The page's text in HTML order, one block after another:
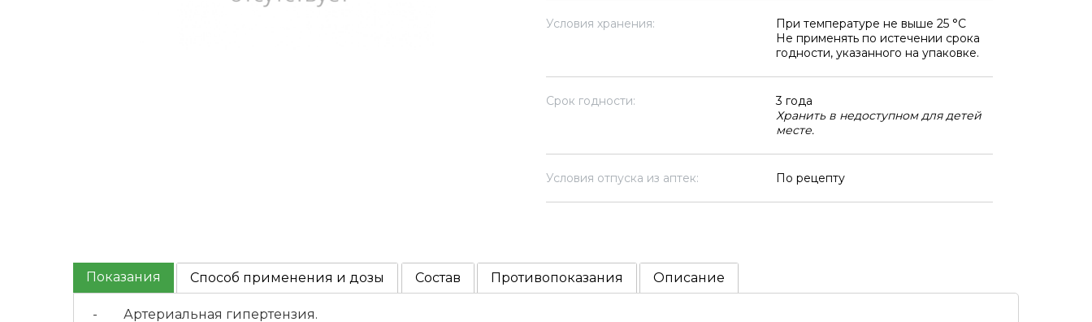
Условия хранения:
При температуре не выше 25 °C
Не применять по истечении срока
годности, указанного на упаковке.
Срок годности:
3 года
Хранить в недоступном для детей
месте.
Условия отпуска из аптек: По рецепту
Показания Способ применения и дозы Состав Противопоказания Описание
- Артериальная гипертензия.